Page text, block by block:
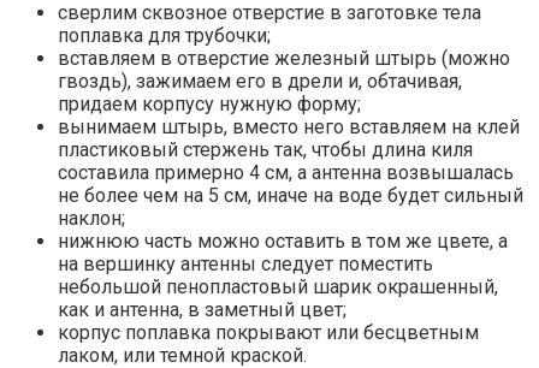
сверлим сквозное отверстие в заготовке тела
поплавка для трубочки;
вставляем в отверстие железный штырь (можно
гвоздь), зажимаем его в дрели и, обтачивая,
придаем корпусу нужную форму;
вынимаем штырь, вместо него вставляем на клей
пластиковый стержень так, чтобы длина киля
составила примерно 4 см, а антенна возвышалась
не более чем на 5 см, иначе на воде будет сильный
наклон;
нижнюю часть можно оставить в том же цвете, а
на вершинку антенны следует поместить
небольшой пенопластовый шарик окрашенный,
как и антенна, в заметный цвет;
корпус поплавка покрывают или бесцветным
лаком, или темной краской.